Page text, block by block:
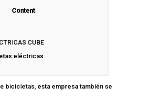
Content
CUBE
eléctricas
bicicletas, esta empresa también se